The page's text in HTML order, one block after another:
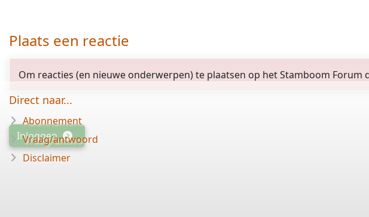
Plaats een reactie
Om reacties (en nieuwe onderwerpen) te plaatsen op het Stamboom
Inloggen
Direct naar...
Abonnement
Vraag/antwoord
Disclaimer